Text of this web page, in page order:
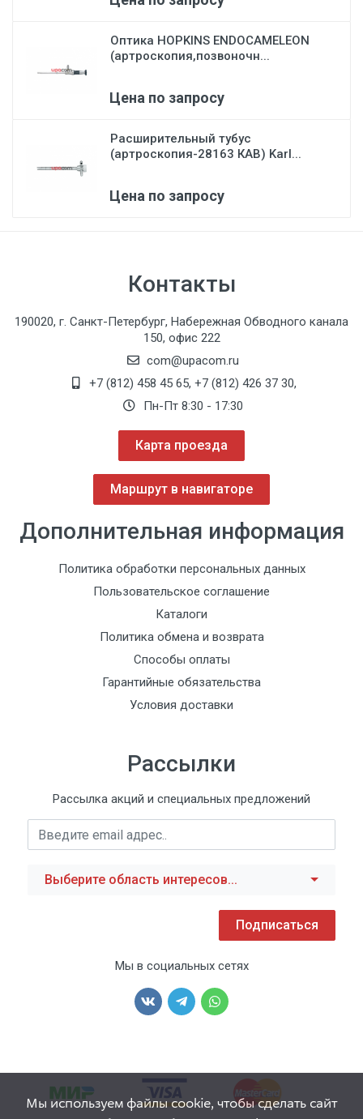
Оптика HOPKINS ENDOCAMELEON
(артроскопия,позвоночн...
Цена по запросу
Расширительный тубус
(артроскопия-28163 КАВ) Karl...
Цена по запросу
Контакты
190020, г. Санкт-Петербург, Набережная Обводного канала
150, офис 222
com@upacom.ru
+7 (812) 458 45 65, +7 (812) 426 37 30,
Пн-Пт 8:30 - 17:30
Карта проезда
Маршрут в навигаторе
Дополнительная информация
Политика обработки персональных данных
Пользовательское соглашение
Каталоги
Политика обмена и возврата
Способы оплаты
Гарантийные обязательства
Условия доставки
Рассылки
Рассылка акций и специальных предложений
Выберите область интересов...
Подписаться
Мы в социальных сетях
Мы используем файлы cookie, чтобы сделать сайт